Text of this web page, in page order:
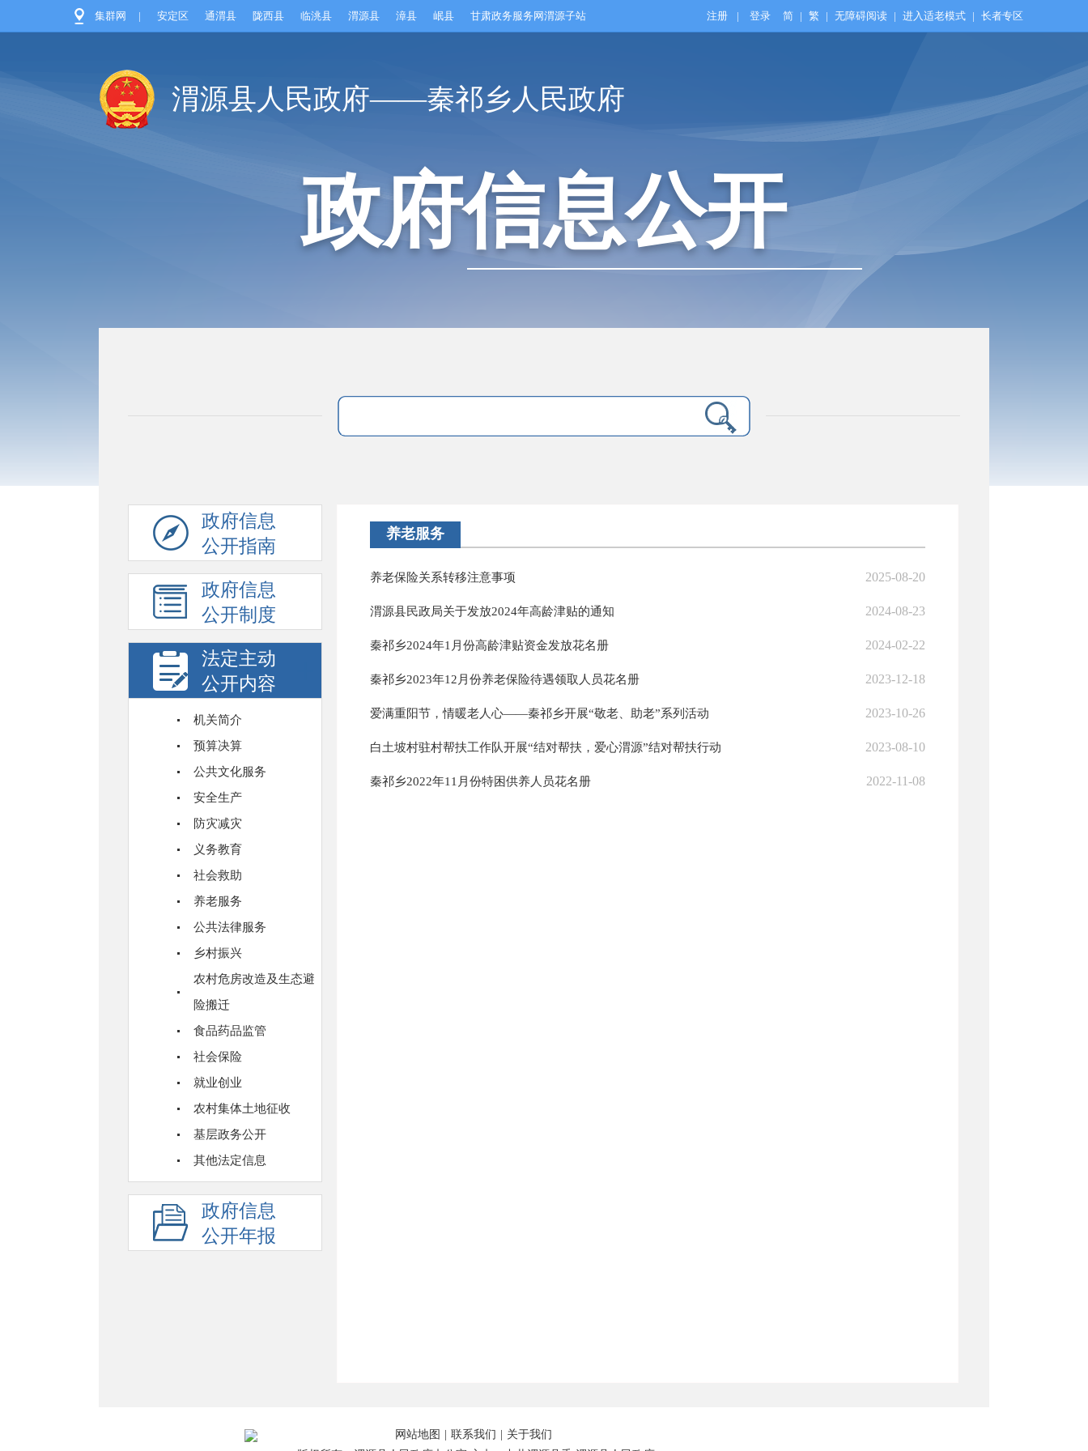
集群网 | 安定区 通渭县 陇西县 临洮县 渭源县 漳县 岷县 甘肃政务服务网渭源子站 注册 | 登录 简 | 繁 | 无障碍阅读 | 进入适老模式 | 长者专区
渭源县人民政府——秦祁乡人民政府
政府信息公开
政府信息
公开指南
政府信息
公开制度
法定主动
公开内容
机关简介
预算决算
公共文化服务
安全生产
防灾减灾
义务教育
社会救助
养老服务
公共法律服务
乡村振兴
农村危房改造及生态避
险搬迁
食品药品监管
社会保险
就业创业
农村集体土地征收
基层政务公开
其他法定信息
政府信息
公开年报
养老服务
养老保险关系转移注意事项 2025-08-20
渭源县民政局关于发放2024年高龄津贴的通知 2024-08-23
秦祁乡2024年1月份高龄津贴资金发放花名册 2024-02-22
秦祁乡2023年12月份养老保险待遇领取人员花名册 2023-12-18
爱满重阳节，情暖老人心——秦祁乡开展“敬老、助老”系列活动 2023-10-26
白土坡村驻村帮扶工作队开展“结对帮扶，爱心渭源”结对帮扶行动 2023-08-10
秦祁乡2022年11月份特困供养人员花名册 2022-11-08
网站地图 联系我们
关于我们